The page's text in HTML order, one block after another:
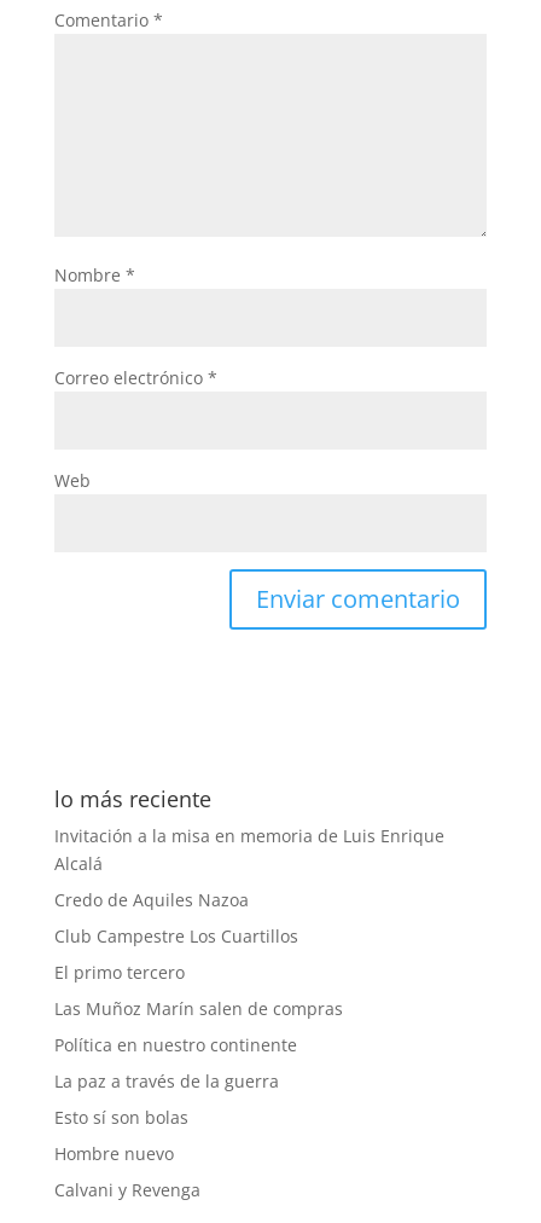
Comentario *
Nombre *
Correo electrónico *
Web
lo más reciente
Invitación a la misa en memoria de Luis Enrique
Alcalá
Credo de Aquiles Nazoa
Club Campestre Los Cuartillos
El primo tercero
Las Muñoz Marín salen de compras
Política en nuestro continente
La paz a través de la guerra
Esto sí son bolas
Hombre nuevo
Calvani y Revenga